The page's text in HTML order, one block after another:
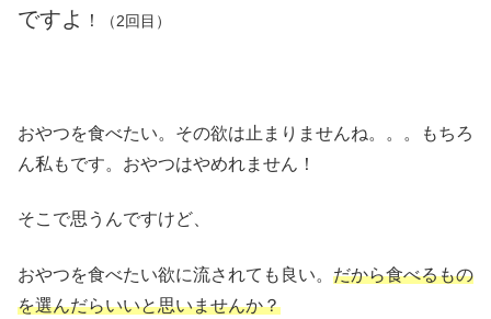
ですよ
！ （2回目）
おやつを食べたい。その欲は止まりませんね。。。もちろ
ん私もです。おやつはやめれません！
そこで思うんですけど、
おやつを食べたい欲に流されても良い。 だから食べるもの
を選んだらいいと思いませんか？